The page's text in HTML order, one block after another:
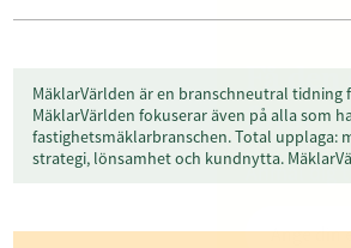
MäklarVärlden är en branschneutral
MäklarVärlden fokuserar även på alla som
fastighetsmäklarbranschen. Total upplaga:
strategi, lönsamhet och kundnytta.
Få
först